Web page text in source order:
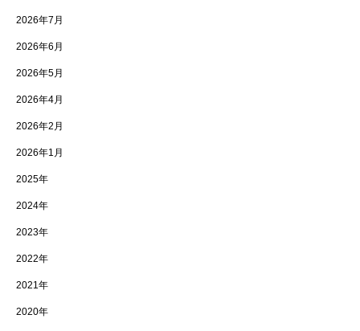
2026年7月
2026年6月
2026年5月
2026年4月
2026年2月
2026年1月
2025年
2024年
2023年
2022年
2021年
2020年